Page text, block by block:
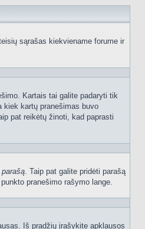
sąrašas kiekviename forume ir
Kartais tai galite padaryti tik
kiek kartų pranešimas buvo
pat reikėtų žinoti, kad paprasti
. Taip pat galite pridėti parašą
pranešimo rašymo lange.
Iš pradžių įrašykite apklausos